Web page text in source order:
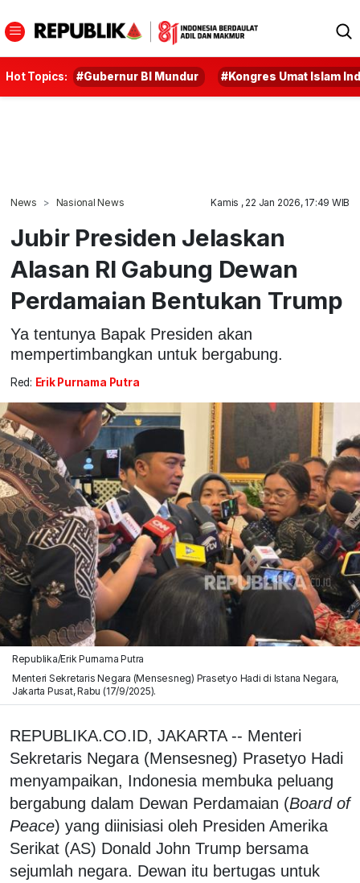
Hot Topics: #Gubernur BI Mundur #Kongres Umat Islam
News Nasional News Kamis , 22 Jan 2026, 17:49 WIB
Jubir Presiden Jelaskan
Alasan RI Gabung Dewan
Perdamaian Bentukan Trump
Ya tentunya Bapak Presiden akan
mempertimbangkan untuk bergabung.
Red: Erik Purnama Putra
Republika/Erik Purnama Putra
Menteri Sekretaris Negara (Mensesneg) Prasetyo Hadi di Istana Negara,
Jakarta Pusat, Rabu (17/9/2025).
REPUBLIKA.CO.ID, JAKARTA -- Menteri
Sekretaris Negara (Mensesneg) Prasetyo Hadi
menyampaikan, Indonesia membuka peluang
bergabung dalam Dewan Perdamaian (Board of
Peace) yang diinisiasi oleh Presiden Amerika
Serikat (AS) Donald John Trump bersama
sejumlah negara. Dewan itu bertugas untuk